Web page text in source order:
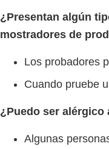
¿Presentan algún
mostradores de
Los probadores
Cuando pruebe
¿Puedo ser
Algunas